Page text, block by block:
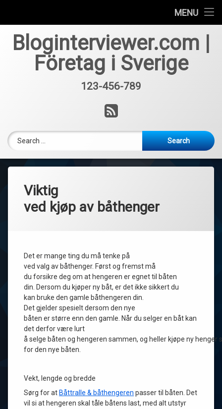
MENU
Hur mycket kostar casino licens?
Vad innebär takrengöring?
contentBloginterviewer.com |
Företag i Sverige
123-456-789
RSS
Search for:
Viktig
ved kjøp av båthenger
Det er mange ting du må tenke på
ved valg av båthenger. Først og fremst må
du forsikre deg om at hengeren er egnet til båten
din. Dersom du kjøper ny båt, er det ikke sikkert du
kan bruke den gamle båthengeren din.
Det gjelder spesielt dersom den nye
båten er større enn den gamle. Når du selger en båt kan
det derfor være lurt
å selge båten og hengeren sammen, og heller kjøpe ny henger
for den nye båten.
Vekt, lengde og bredde
Sørg for at Båttralle & båthengeren passer til båten. Det
vil si at hengeren skal tåle båtens last, med alt utstyr